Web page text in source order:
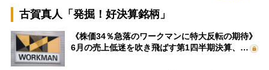
古賀真人「発掘！好決算銘柄」
《株価34％急落のワークマンに特大反転の期待》
6月の売上低迷を吹き飛ばす第1四半期決算、…